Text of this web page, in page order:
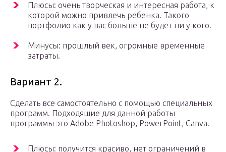
Плюсы: очень творческая и интересная работа, к
которой можно привлечь ребенка. Такого
портфолио как у вас больше не будет ни у кого.
Минусы: прошлый век, огромные временные
затраты.
Вариант 2.
Сделать все самостоятельно с помощью специальных
программ. Подходящие для данной работы
программы это Adobe Photoshop, PowerPoint, Canva.
Плюсы: получится красиво, нет ограничений в